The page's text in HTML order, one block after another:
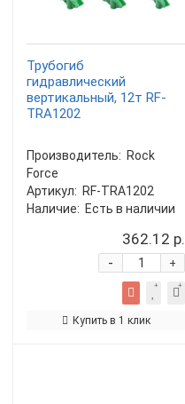
Трубогиб
гидравлический
вертикальный, 12т RF-
TRA1202
Производитель: Rock
Force
Артикул: RF-TRA1202
Наличие: Есть в наличии
362.12 р.
+
-
Купить в 1 клик